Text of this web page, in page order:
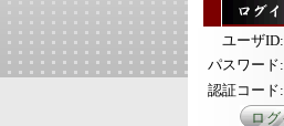
ユーザID:
パスワード:
認証コード: